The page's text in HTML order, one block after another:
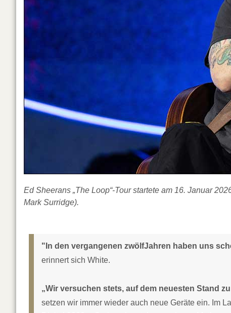
Ed Sheerans „The Loop“-Tour startete am 16. Januar
Mark Surridge).
"In den vergangenen zwölfJahren haben uns
erinnert sich White.
„Wir versuchen stets, auf dem neuesten Stand
setzen wir immer wieder auch neue Geräte ein. Im